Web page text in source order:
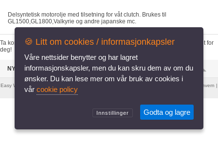
GL1500,GL1800,Valkyrie og andre japanske mc.
deg!
NYESTE VARER I BUTIKKEN
Easy Webshop Retningslinjer for personvern |
🍪 Litt om cookies / informasjonkapsler
vår cookie policy
Innstillinger Godta og lagre